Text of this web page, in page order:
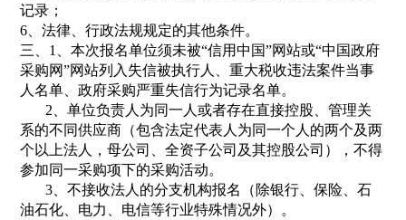
记录；
6、法律、行政法规规定的其他条件。
三、1、本次报名单位须未被“信用中国”网站或“中国政府
采购网”网站列入失信被执行人、重大税收违法案件当事
人名单、政府采购严重失信行为记录名单。
2、单位负责人为同一人或者存在直接控股、管理关
系的不同供应商（包含法定代表人为同一个人的两个及两
个以上法人，母公司、全资子公司及其控股公司），不得
参加同一采购项下的采购活动。
3、不接收法人的分支机构报名（除银行、保险、石
油石化、电力、电信等行业特殊情况外）。